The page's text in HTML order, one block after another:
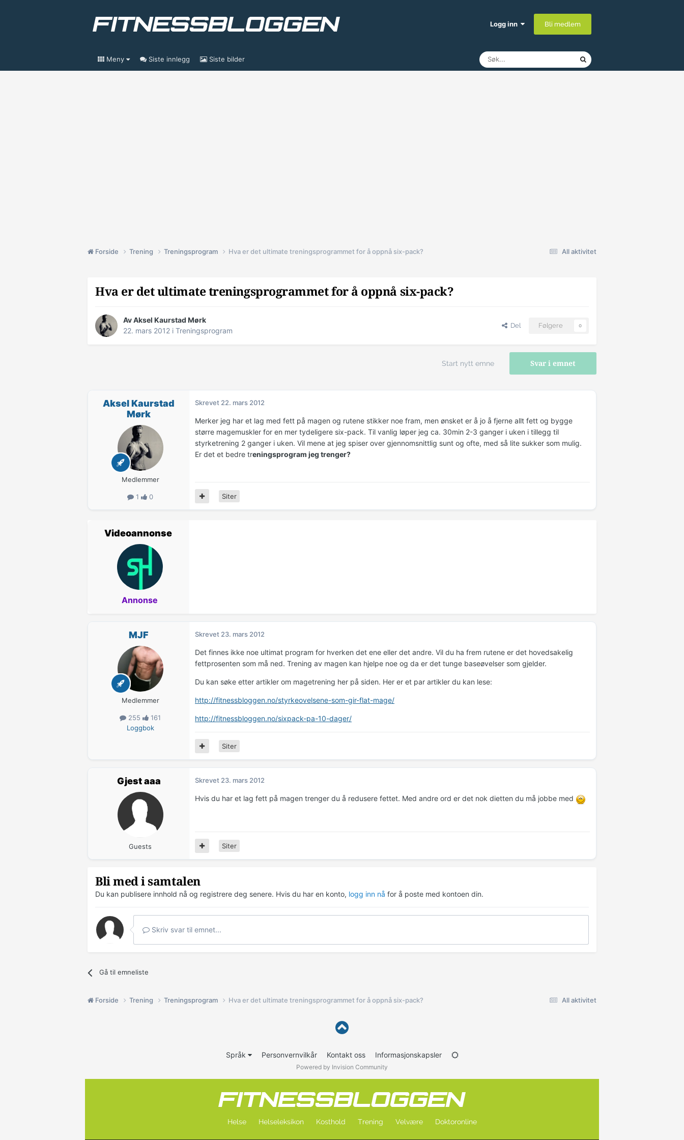
Logg inn Bli medlem
Meny Siste innlegg Siste bilder
All aktivitet
Forside Trening Treningsprogram Hva er det ultimate treningsprogrammet for å oppnå six-pack?
Hva er det ultimate treningsprogrammet for å oppnå six-pack?
AvAksel Kaurstad Mørk
22. mars 2012 i Treningsprogram
Del Følgere 0
Svar i emnet
Start nytt emne
Aksel Kaurstad
Mørk
Medlemmer
1 0
Skrevet 22. mars 2012
Merker jeg har et lag med fett på magen og rutene stikker noe fram, men ønsket er å jo å fjerne allt fett og bygge
større magemuskler for en mer tydeligere six-pack. Til vanlig løper jeg ca. 30min 2-3 ganger i uken i tillegg til
styrketrening 2 ganger i uken. Vil mene at jeg spiser over gjennomsnittlig sunt og ofte, med så lite sukker som mulig.
Er det et bedre treningsprogram jeg trenger?
Siter
Videoannonse
Annonse
MJF
Medlemmer
255
161
Loggbok
Skrevet 23. mars 2012
Det finnes ikke noe ultimat program for hverken det ene eller det andre. Vil du ha frem rutene er det hovedsakelig
fettprosenten som må ned. Trening av magen kan hjelpe noe og da er det tunge baseøvelser som gjelder.
Du kan søke etter artikler om magetrening her på siden. Her er et par artikler du kan lese:
http://fitnessbloggen.no/styrkeovelsene-som-gir-flat-mage/
http://fitnessbloggen.no/sixpack-pa-10-dager/
Siter
Gjest aaa
Guests
Skrevet 23. mars 2012
Hvis du har et lag fett på magen trenger du å redusere fettet. Med andre ord er det nok dietten du må jobbe med
Siter
Bli med i samtalen
Du kan publisere innhold nå og registrere deg senere. Hvis du har en konto, logg inn nå for å poste med kontoen din.
Skriv svar til emnet...
Gå til emneliste
All aktivitet
Forside Trening Treningsprogram Hva er det ultimate treningsprogrammet for å oppnå six-pack?
Språk Personvernvilkår Kontakt oss Informasjonskapsler
Powered by Invision Community
Helse Helseleksikon Kosthold Trening Velvære Doktoronline